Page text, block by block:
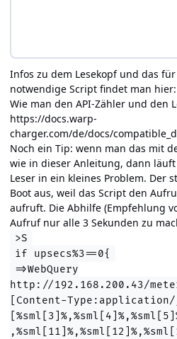
Infos zu dem Lesekopf und das
notwendige Script findet man hier:
Wie man den API-Zähler und den
https://docs.warp-
charger.com/de/docs/
Noch ein Tip: wenn man das mit
wie in dieser Anleitung, dann
Leser in ein kleines Problem. Der
Boot aus, weil das Script den
aufruft. Die Abhilfe (Empfehlung
Aufruf nur alle 3 Sekunden zu
>S
if upsecs%3==0{
=>WebQuery
http://192.168.200.43/
[Content-